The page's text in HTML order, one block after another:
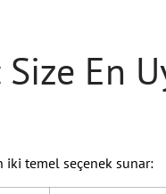
En
iki temel seçenek sunar: